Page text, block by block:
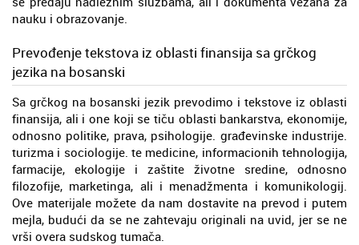
nauku i obrazovanje.
Prevođenje tekstova iz oblasti finansija sa grčkog
jezika na bosanski
Sa grčkog na bosanski jezik prevodimo i tekstove iz oblasti
finansija, ali i one koji se tiču oblasti bankarstva, ekonomije,
odnosno politike, prava, psihologije. građevinske industrije.
turizma i sociologije. te medicine, informacionih tehnologija,
farmacije, ekologije i zaštite životne sredine, odnosno
filozofije, marketinga, ali i menadžmenta i komunikologij.
Ove materijale možete da nam dostavite na prevod i putem
mejla, budući da se ne zahtevaju originali na uvid, jer se ne
vrši overa sudskog tumača.